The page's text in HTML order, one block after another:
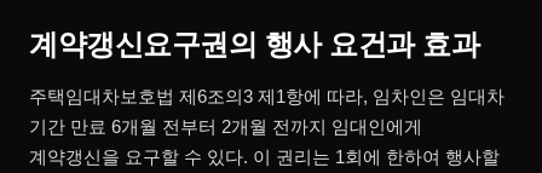
계약갱신요구권의 행사 요건과 효과
주택임대차보호법 제6조의3 제1항에 따라, 임차인은 임대차
기간 만료 6개월 전부터 2개월 전까지 임대인에게
계약갱신을 요구할 수 있다. 이 권리는 1회에 한하여 행사할